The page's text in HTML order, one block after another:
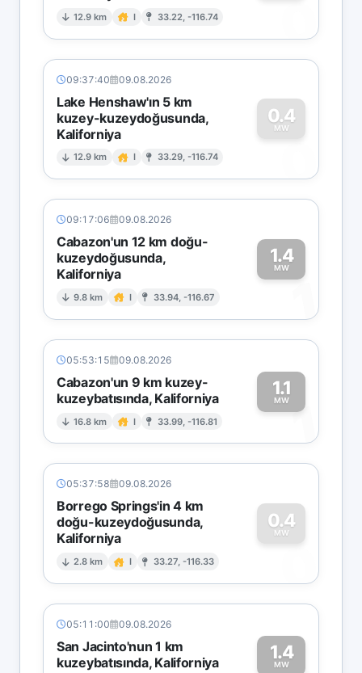
12.9 km I 33.22, -116.74 0
09:37:40 09.08.2026
Lake Henshaw'ın 5 km
kuzey-kuzeydoğusunda,
Kaliforniya
12.9 km I 33.29, -116.74
0.4
MW
0
09:17:06 09.08.2026
Cabazon'un 12 km doğu-
kuzeydoğusunda,
Kaliforniya
9.8 km I 33.94, -116.67
1.4
MW
1
05:53:15 09.08.2026
Cabazon'un 9 km kuzey-
kuzeybatısında, Kaliforniya
16.8 km I 33.99, -116.81
1.1
MW1
05:37:58 09.08.2026
Borrego Springs'in 4 km
doğu-kuzeydoğusunda,
Kaliforniya
2.8 km I 33.27, -116.33
0.4
MW
0
05:11:00 09.08.2026
San Jacinto'nun 1 km
kuzeybatısında, Kaliforniya
1.4
MW